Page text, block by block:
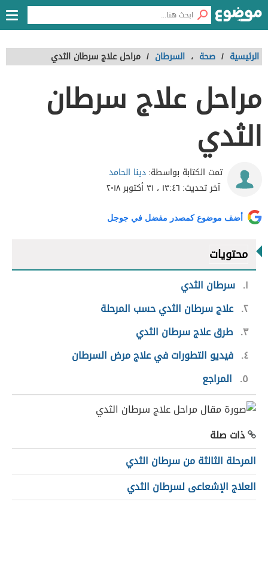
الرئيسية / صحة ، السرطان / مراحل علاج سرطان الثدي
مراحل علاج سرطان
الثدي
تمت الكتابة بواسطة:دينا الحامد
آخر تحديث: ١٣:٤٦ ، ٣١ أكتوبر ٢٠١٨
أضف موضوع كمصدر مفضل في جوجل
محتويات
١ سرطان الثدي
٢ علاج سرطان الثدي حسب المرحلة
٣ طرق علاج سرطان الثدي
٤ فيديو التطورات في علاج مرض السرطان
٥
المراجع
ذات صلة
المرحلة الثالثة من سرطان الثدي
العلاج الإشعاعى لسرطان الثدي